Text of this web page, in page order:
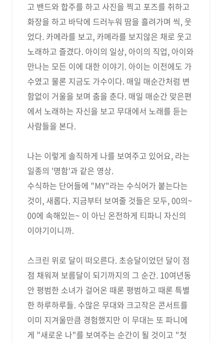
고 밴드와 합주를 하고 사진을 찍고 포즈를 취하고
화장을 하고 바닥에 드러누워 땀을 흘려가며 씩, 웃
었다. 카메라를 보고, 카메라를 보지않은 채로 웃고
노래하고 즐겼다. 아이의 일상, 아이의 직업, 아이와
만나는 모든 이에 대한 이야기. 아이는 이전에도 가
수였고 물론 지금도 가수이다. 매일 매순간처럼 변
함없이 거울을 보며 춤을 춘다. 매일 매순간 맞은편
에서 노래하는 자신을 보고 무대에서 노래를 듣는
사람들을 본다.
나는 이렇게 솔직하게 나를 보여주고 있어요, 라는
일종의 '명함'과 같은 영상.
수식하는 단어들에 "MY"라는 수식어가 붙는다는
것이, 새롭다. 지금부터 보여줄 것들은 모두, 00의~
00에 속해있는~ 이 아닌 온전하게 티파니 자신의
이야기이니까.
스크린 위로 달이 떠오른다. 초승달이었던 달이 점
점 채워져 보름달이 되기까지의 그 순간. 10여년동
안 평범한 소녀가 걸어온 때론 평범하고 때론 특별
한 하루하루들. 수많은 무대와 크고작은 콘서트를
이미 지겨울만큼 경험했지만 이 무대는 또 파니에
게 "새로운 나"를 보여주는 순간이 될 것이고 "첫